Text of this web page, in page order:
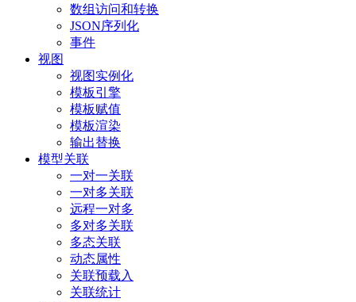
数组访问和转换
JSON序列化
事件
视图
视图实例化
模板引擎
模板赋值
模板渲染
输出替换
模型关联
一对一关联
一对多关联
远程一对多
多对多关联
多态关联
动态属性
关联预载入
关联统计